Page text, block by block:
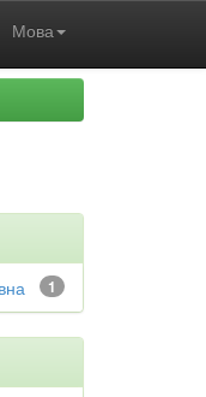
Мова
1